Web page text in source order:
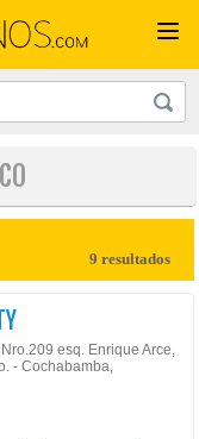
9 resultados
esq. Enrique Arce,
- Cochabamba,